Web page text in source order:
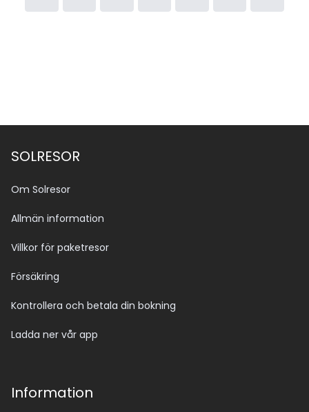
SOLRESOR
Om Solresor
Allmän information
Villkor för paketresor
Försäkring
Kontrollera och betala din bokning
Ladda ner vår app
Information